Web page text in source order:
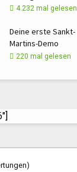
4.232 mal gelesen
Deine erste Sankt-
Martins-Demo
220 mal gelesen